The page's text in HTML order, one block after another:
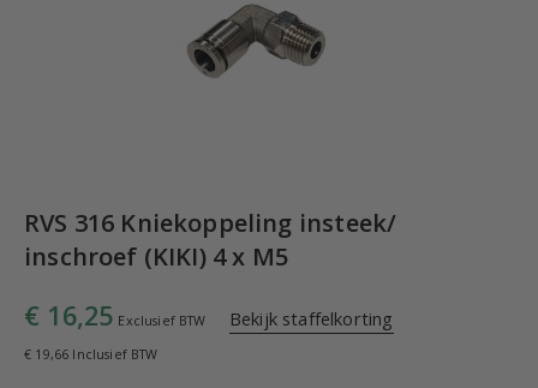
RVS 316 Kniekoppeling insteek/
inschroef (KIKI) 4 x M5
€ 16,25 Exclusief BTW Bekijk staffelkorting
€ 19,66 Inclusief BTW